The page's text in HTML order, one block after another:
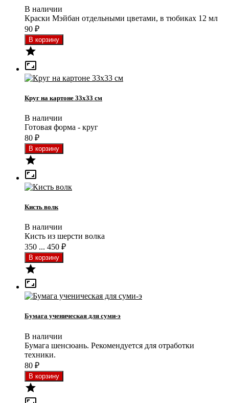
В наличии
Краски Мэйбан отдельными цветами, в тюбиках 12 мл
90 ₽


Круг на картоне 33x33 см
В наличии
Готовая форма - круг
80 ₽


Кисть волк
В наличии
Кисть из шерсти волка
350 ... 450 ₽


Бумага ученическая для суми-э
В наличии
Бумага шенсюань. Рекомендуется для отработки
техники.
80 ₽
